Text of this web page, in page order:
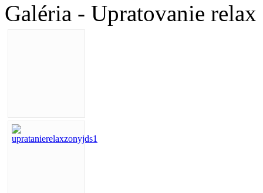
Galéria - Upratovanie relax